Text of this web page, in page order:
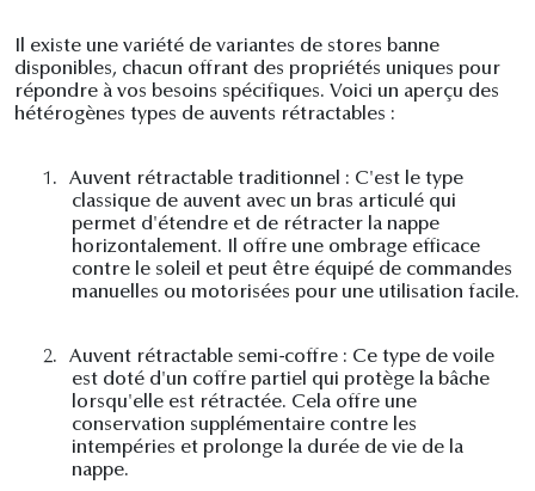
Il existe une variété de variantes de stores banne
disponibles, chacun offrant des propriétés uniques pour
répondre à vos besoins spécifiques. Voici un aperçu des
hétérogènes types de auvents rétractables :
1.
Auvent rétractable traditionnel : C'est le type
classique de auvent avec un bras articulé qui
permet d'étendre et de rétracter la nappe
horizontalement. Il offre une ombrage efficace
contre le soleil et peut être équipé de commandes
manuelles ou motorisées pour une utilisation facile.
2.
Auvent rétractable semi-coffre : Ce type de voile
est doté d'un coffre partiel qui protège la bâche
lorsqu'elle est rétractée. Cela offre une
conservation supplémentaire contre les
intempéries et prolonge la durée de vie de la
nappe.